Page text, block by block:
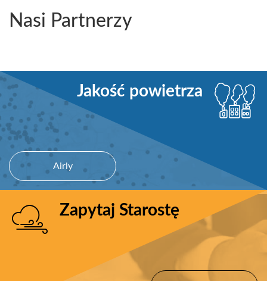
Nasi Partnerzy
Jakość powietrza
Zapytaj Starostę